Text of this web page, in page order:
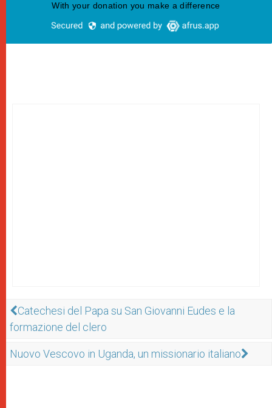
Catechesi del Papa su San Giovanni Eudes e la
formazione del clero
Nuovo Vescovo in Uganda, un missionario italiano